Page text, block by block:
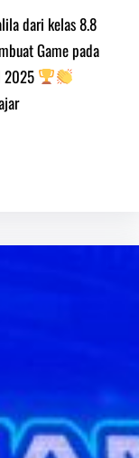
dari kelas 8.8
Game pada
2025